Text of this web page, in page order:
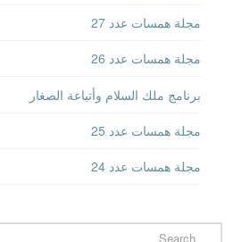
مجلة همسات عدد 27
مجلة همسات عدد 26
برنامج ملك السلام وأتباعة الصغار
مجلة همسات عدد 25
مجلة همسات عدد 24
Search